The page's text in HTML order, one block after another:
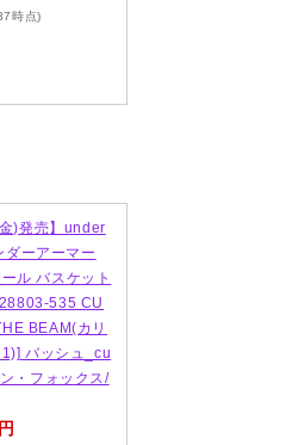
時点)
)発売】under
ダーアーマー
ル バスケット
535 CU
BEAM(カリ
バッシュ_cu
・フォックス/